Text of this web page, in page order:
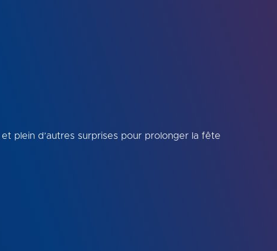
plein d’autres surprises pour prolonger la fête